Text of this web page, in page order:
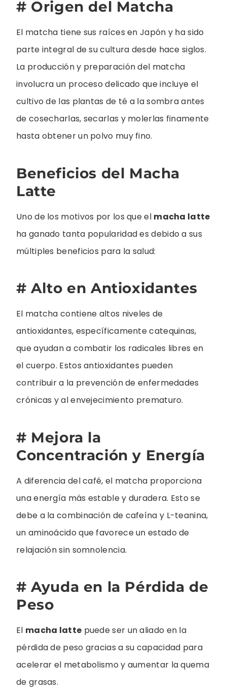
# Origen del Matcha
El matcha tiene sus raíces en Japón y ha sido
parte integral de su cultura desde hace siglos.
La producción y preparación del matcha
involucra un proceso delicado que incluye el
cultivo de las plantas de té a la sombra antes
de cosecharlas, secarlas y molerlas finamente
hasta obtener un polvo muy fino.
Beneficios del Macha
Latte
Uno de los motivos por los que el macha latte
ha ganado tanta popularidad es debido a sus
múltiples beneficios para la salud:
# Alto en Antioxidantes
El matcha contiene altos niveles de
antioxidantes, específicamente catequinas,
que ayudan a combatir los radicales libres en
el cuerpo. Estos antioxidantes pueden
contribuir a la prevención de enfermedades
crónicas y al envejecimiento prematuro.
# Mejora la
Concentración y Energía
A diferencia del café, el matcha proporciona
una energía más estable y duradera. Esto se
debe a la combinación de cafeína y L-teanina,
un aminoácido que favorece un estado de
relajación sin somnolencia.
# Ayuda en la Pérdida de
Peso
El macha latte puede ser un aliado en la
pérdida de peso gracias a su capacidad para
acelerar el metabolismo y aumentar la quema
de grasas.